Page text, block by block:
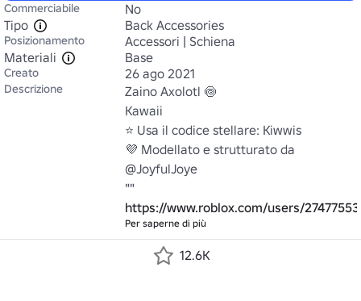
Commerciabile
No
Tipo
Back Accessories
Posizionamento
Accessori | Schiena
Materiali
Base
Creato 26 ago 2021
Descrizione
Zaino Axolotl 🍥
Kawaii
⭐ Usa il codice stellare: Kiwwis
💜 Modellato e strutturato da
@JoyfulJoye
https://www.roblox.com/users/
Per saperne di più
12.6K